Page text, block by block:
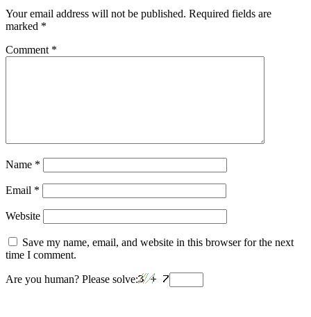
Your email address will not be published. Required fields are
marked *
Comment *
Name *
Email *
Website
Save my name, email, and website in this browser for the next
time I comment.
Are you human? Please solve: